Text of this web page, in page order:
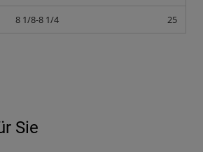
8 1/8-8 1/4 25
Sie